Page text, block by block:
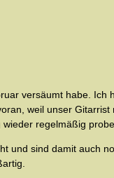
versäumt habe. Ich
weil unser Gitarrist
regelmäßig
und sind damit auch